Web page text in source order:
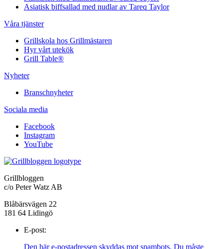
Asiatisk biffsallad med nudlar av Tareq Taylor
Våra tjänster
Grillskola hos Grillmästaren
Hyr vårt utekök
Grill Table®
Nyheter
Branschnyheter
Sociala media
Facebook
Instagram
YouTube
Grillbloggen
c/o Peter Watz AB
Blåbärsvägen 22
181 64 Lidingö
E-post:
Den här e-postadressen skyddas mot spambots. Du måste